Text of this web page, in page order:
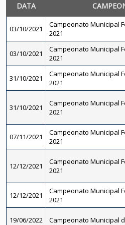
DATA
03/10/2021
Campeonato Municipal
2021
03/10/2021
Campeonato Municipal
2021
31/10/2021
Campeonato Municipal
2021
31/10/2021
Campeonato Municipal
2021
07/11/2021
Campeonato Municipal
2021
12/12/2021
Campeonato Municipal
2021
12/12/2021
Campeonato Municipal
2021
19/06/2022 Campeonato Municipal